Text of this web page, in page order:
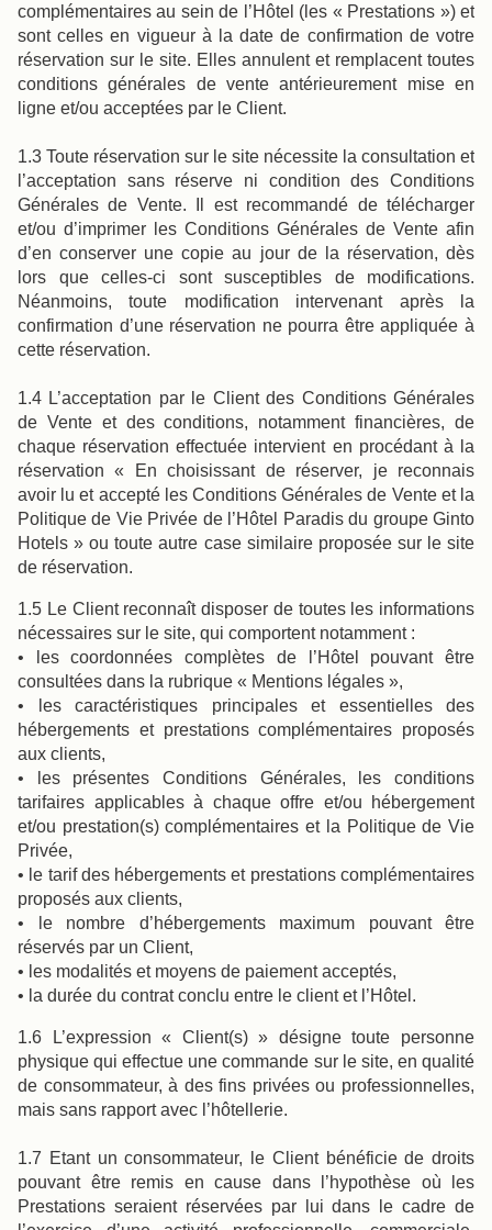
complémentaires au sein de l’Hôtel (les « Prestations ») et
sont celles en vigueur à la date de confirmation de votre
réservation sur le site. Elles annulent et remplacent toutes
conditions générales de vente antérieurement mise en
ligne et/ou acceptées par le Client.
1.3 Toute réservation sur le site nécessite la consultation et
l’acceptation sans réserve ni condition des Conditions
Générales de Vente. Il est recommandé de télécharger
et/ou d’imprimer les Conditions Générales de Vente afin
d’en conserver une copie au jour de la réservation, dès
lors que celles-ci sont susceptibles de modifications.
Néanmoins, toute modification intervenant après la
confirmation d’une réservation ne pourra être appliquée à
cette réservation.
1.4 L’acceptation par le Client des Conditions Générales
de Vente et des conditions, notamment financières, de
chaque réservation effectuée intervient en procédant à la
réservation « En choisissant de réserver, je reconnais
avoir lu et accepté les Conditions Générales de Vente et la
Politique de Vie Privée de l’Hôtel Paradis du groupe Ginto
Hotels » ou toute autre case similaire proposée sur le site
de réservation.
1.5 Le Client reconnaît disposer de toutes les informations
nécessaires sur le site, qui comportent notamment :
• les coordonnées complètes de l’Hôtel pouvant être
consultées dans la rubrique « Mentions légales »,
• les caractéristiques principales et essentielles des
hébergements et prestations complémentaires proposés
aux clients,
• les présentes Conditions Générales, les conditions
tarifaires applicables à chaque offre et/ou hébergement
et/ou prestation(s) complémentaires et la Politique de Vie
Privée,
• le tarif des hébergements et prestations complémentaires
proposés aux clients,
• le nombre d’hébergements maximum pouvant être
réservés par un Client,
• les modalités et moyens de paiement acceptés,
• la durée du contrat conclu entre le client et l’Hôtel.
1.6 L’expression « Client(s) » désigne toute personne
physique qui effectue une commande sur le site, en qualité
de consommateur, à des fins privées ou professionnelles,
mais sans rapport avec l’hôtellerie.
1.7 Etant un consommateur, le Client bénéficie de droits
pouvant être remis en cause dans l’hypothèse où les
Prestations seraient réservées par lui dans le cadre de